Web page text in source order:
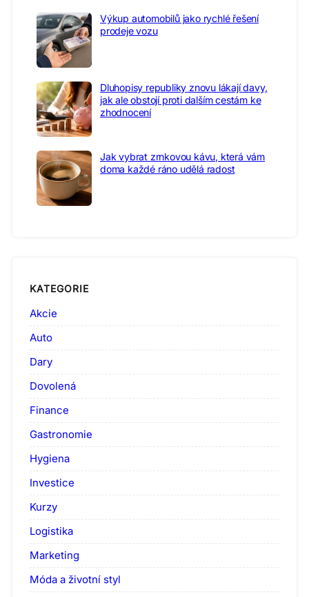
Výkup automobilů jako rychlé řešení
prodeje vozu
Dluhopisy republiky znovu lákají davy,
jak ale obstojí proti dalším cestám ke
zhodnocení
Jak vybrat zrnkovou kávu, která vám
doma každé ráno udělá radost
KATEGORIE
Akcie
Auto
Dary
Dovolená
Finance
Gastronomie
Hygiena
Investice
Kurzy
Logistika
Marketing
Móda a životní styl